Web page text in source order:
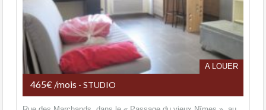
A LOUER
465€ /mois - STUDIO